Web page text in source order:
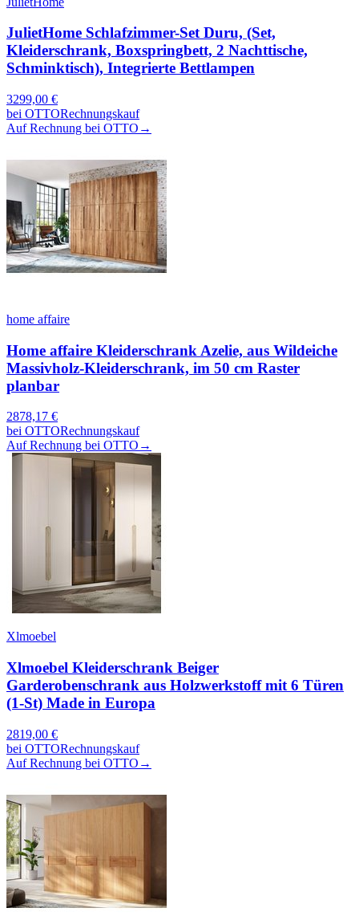
JulietHome Schlafzimmer-Set Duru, (Set,
Kleiderschrank, Boxspringbett, 2 Nachttische,
Schminktisch), Integrierte Bettlampen
3299,00 €
bei OTTORechnungskauf
Auf Rechnung bei OTTO →
home affaire
Home affaire Kleiderschrank Azelie, aus Wildeiche
Massivholz-Kleiderschrank, im 50 cm Raster
planbar
2878,17 €
bei OTTORechnungskauf
Auf Rechnung bei OTTO →
Xlmoebel
Xlmoebel Kleiderschrank Beiger
Garderobenschrank aus Holzwerkstoff mit 6 Türen
(1-St) Made in Europa
2819,00 €
bei OTTORechnungskauf
Auf Rechnung bei OTTO →